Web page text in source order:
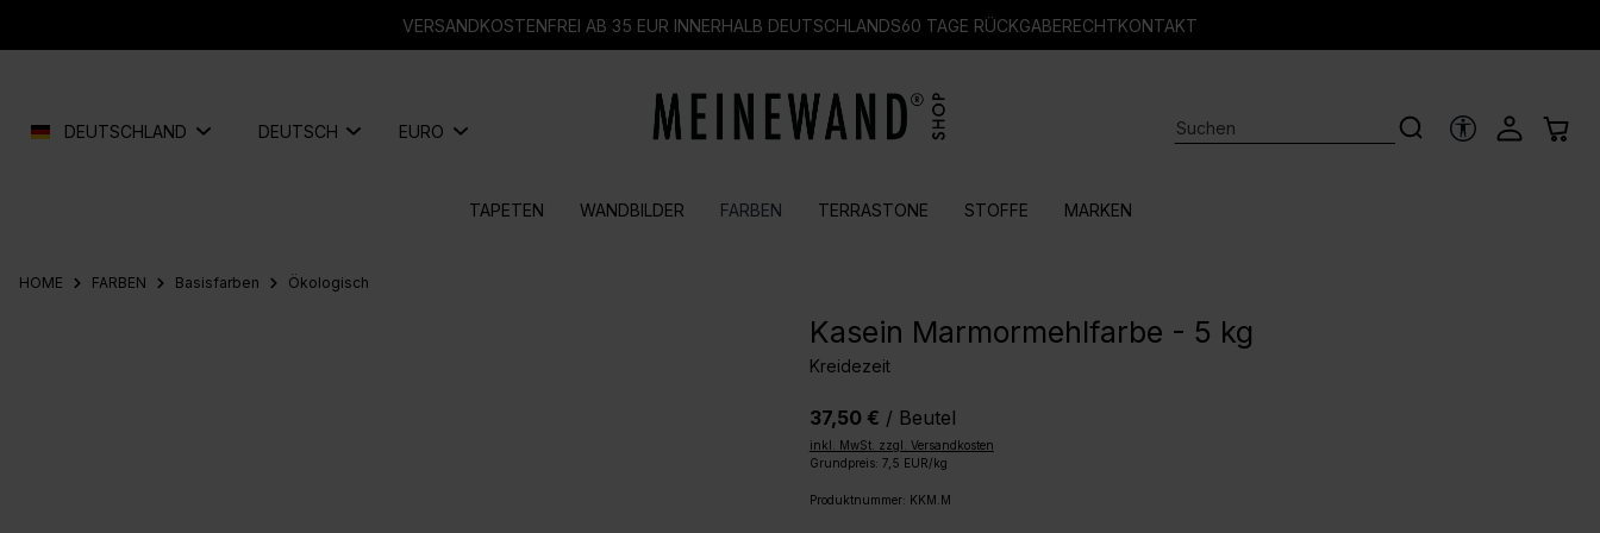
VERSANDKOSTENFREI AB 35 EUR INNERHALB DEUTSCHLANDS60 TAGE RÜCKGABERECHTKONTAKT
DEUTSCHLAND DEUTSCH EURO HILFSTOOLS
TAPETEN WANDBILDER FARBEN TERRASTONE STOFFE MARKEN
HOME FARBEN Basisfarben Ökologisch
Kasein Marmormehlfarbe - 5 kg
Kreidezeit
37,50 € / Beutel
inkl. MwSt. zzgl. Versandkosten
Grundpreis: 7,5 EUR/kg
Produktnummer: KKM.M